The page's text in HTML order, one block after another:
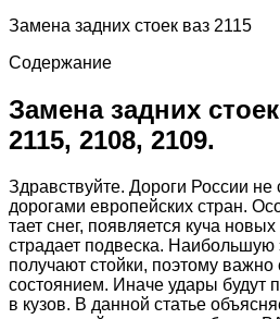
Замена задних стоек ваз 2115
Содержание
Замена задних
2115, 2108, 2109.
Здравствуйте. Дороги России не
дорогами европейских стран.
тает снег, появляется куча
страдает подвеска. Наибольшую
получают стойки, поэтому важно
состоянием. Иначе удары будут
в кузов. В данной статье